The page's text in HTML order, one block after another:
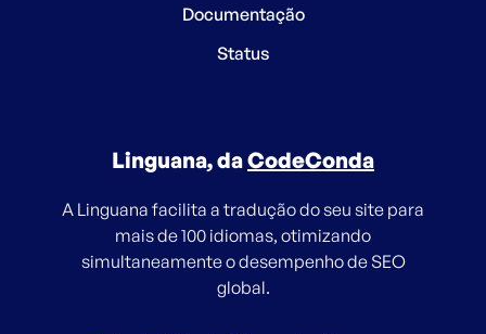
Documentação
Status
Linguana, daCodeConda
A Linguana facilita a tradução do seu site para
mais de 100 idiomas, otimizando
simultaneamente o desempenho de SEO
global.